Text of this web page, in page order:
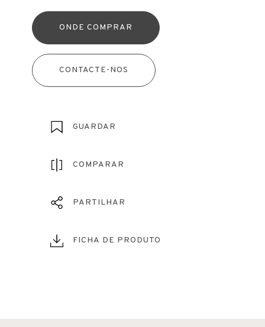
ONDE COMPRAR
CONTACTE-NOS
GUARDAR
COMPARAR
PARTILHAR
FICHA DE PRODUTO